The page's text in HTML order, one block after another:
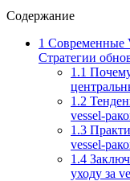
Содержание
1 Современные
Стратегии
1.1
1.2
vessel-
1.3
vessel-
1.4
уходу за